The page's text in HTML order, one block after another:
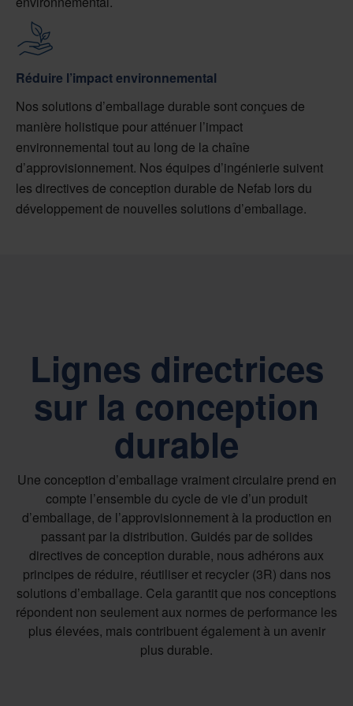
Réduire l’impact environnemental
Nos solutions d’emballage durable sont conçues de
manière holistique pour atténuer l’impact
environnemental tout au long de la chaîne
d’approvisionnement. Nos équipes d’ingénierie suivent
les directives de conception durable de Nefab lors du
développement de nouvelles solutions d’emballage.
Lignes directrices
sur la conception
durable
Une conception d’emballage vraiment circulaire prend en
compte l’ensemble du cycle de vie d’un produit
d’emballage, de l’approvisionnement à la production en
passant par la distribution. Guidés par de solides
directives de conception durable, nous adhérons aux
principes de réduire, réutiliser et recycler (3R) dans nos
solutions d’emballage. Cela garantit que nos conceptions
répondent non seulement aux normes de performance les
plus élevées, mais contribuent également à un avenir
plus durable.